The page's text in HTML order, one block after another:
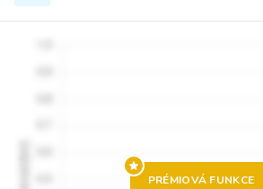
PRÉMIOVÁ FUNKCE